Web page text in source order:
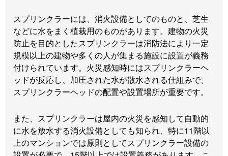
スプリンクラーには、消火設備としてのものと、芝生
などに水をまく植栽用のものがあります。建物の火災
防止を目的としたスプリンクラーは消防法により一定
規模以上の建物や多くの人が集まる施設に設置が義務
付けられています。火災感知時にはスプリンクラーヘ
ッドが反応し、加圧された水が散水される仕組みで、
スプリンクラーヘッドの配置や設置場所が重要です。
また、スプリンクラーは屋内の火災を感知して自動的
に水を放水する消火設備としても知られ、特に11階以
上のマンションでは原則としてスプリンクラー設備の